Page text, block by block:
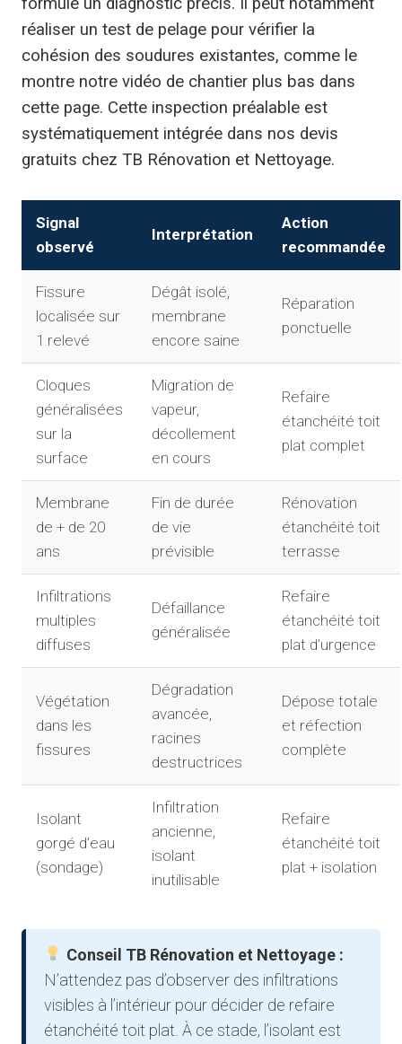
réaliser un test de pelage pour vérifier la
cohésion des soudures existantes, comme le
montre notre vidéo de chantier plus bas dans
cette page. Cette inspection préalable est
systématiquement intégrée dans nos devis
gratuits chez TB Rénovation et Nettoyage.
Signal
observé
Interprétation
Action
recommandée
Fissure
localisée sur
1 relevé
Dégât isolé,
membrane
encore saine
Réparation
ponctuelle
Cloques
généralisées
sur la
surface
Migration de
vapeur,
décollement
en cours
Refaire
étanchéité toit
plat complet
Membrane
de + de 20
ans
Fin de durée
de vie
prévisible
Rénovation
étanchéité toit
terrasse
Infiltrations
multiples
diffuses
Défaillance
généralisée
Refaire
étanchéité toit
plat d’urgence
Végétation
dans les
fissures
Dégradation
avancée,
racines
destructrices
Dépose totale
et réfection
complète
Isolant
gorgé d’eau
(sondage)
Infiltration
ancienne,
isolant
inutilisable
Refaire
étanchéité toit
plat + isolation
Conseil TB Rénovation et Nettoyage :
N’attendez pas d’observer des infiltrations
visibles à l’intérieur pour décider de refaire
étanchéité toit plat. À ce stade, l’isolant est